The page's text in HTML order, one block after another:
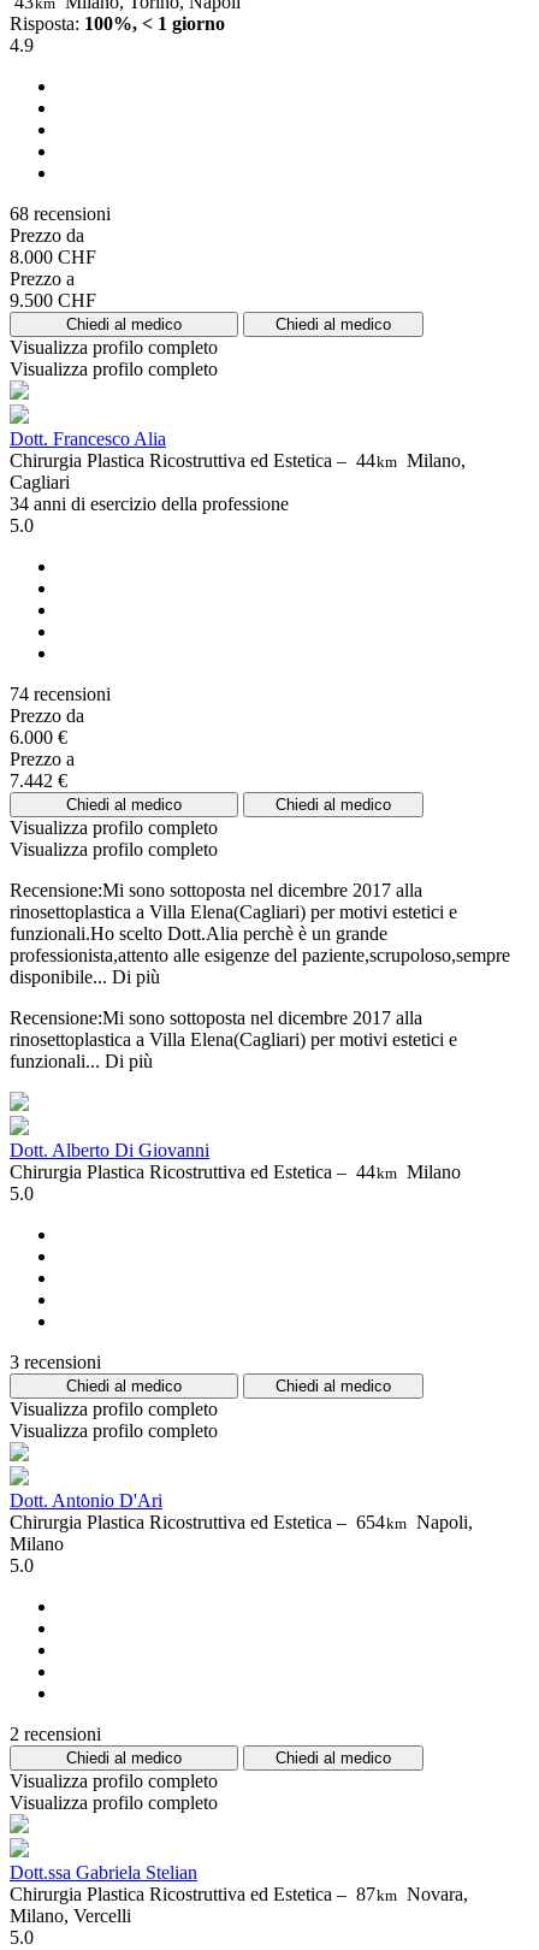
Risposta: 100%, < 1 giorno
4.9
68 recensioni
Prezzo da
8.000 CHF
Prezzo a
9.500 CHF
Chiedi al medico Chiedi al medico
Visualizza profilo completo
Visualizza profilo completo
Dott. Francesco Alia
Chirurgia Plastica Ricostruttiva ed Estetica – 44km Milano,
Cagliari
34 anni di esercizio della professione
5.0
74 recensioni
Prezzo da
6.000 €
Prezzo a
7.442 €
Chiedi al medico Chiedi al medico
Visualizza profilo completo
Visualizza profilo completo
Recensione:Mi sono sottoposta nel dicembre 2017 alla
rinosettoplastica a Villa Elena(Cagliari) per motivi estetici e
funzionali.Ho scelto Dott.Alia perchè è un grande
professionista,attento alle esigenze del paziente,scrupoloso,sempre
disponibile... Di più
Recensione:Mi sono sottoposta nel dicembre 2017 alla
rinosettoplastica a Villa Elena(Cagliari) per motivi estetici e
funzionali... Di più
Dott. Alberto Di Giovanni
Chirurgia Plastica Ricostruttiva ed Estetica – 44km Milano
5.0
3 recensioni
Chiedi al medico Chiedi al medico
Visualizza profilo completo
Visualizza profilo completo
Dott. Antonio D'Ari
Chirurgia Plastica Ricostruttiva ed Estetica – 654km Napoli,
Milano
5.0
2 recensioni
Chiedi al medico Chiedi al medico
Visualizza profilo completo
Visualizza profilo completo
Dott.ssa Gabriela Stelian
Chirurgia Plastica Ricostruttiva ed Estetica – 87km Novara,
Milano, Vercelli
5.0